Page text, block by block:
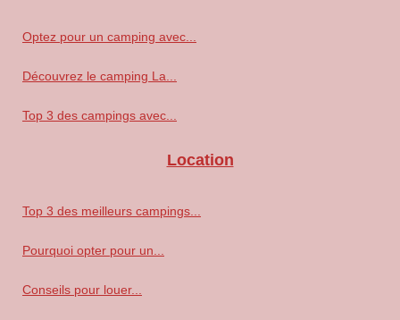
Optez pour un camping avec...
Découvrez le camping La...
Top 3 des campings avec...
Location
Top 3 des meilleurs campings...
Pourquoi opter pour un...
Conseils pour louer...